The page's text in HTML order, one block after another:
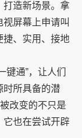
打造新场景。拿
屏幕上申请叫
捷、实用、接地
键通”，让人们
时所具备的潜
改变的不只是
它也在尝试开辟